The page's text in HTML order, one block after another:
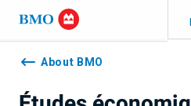
Sauter la navigation
Navigation
skippedAbout BMO